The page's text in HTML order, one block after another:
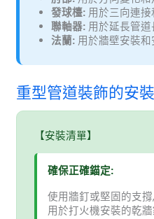
發球檯:用於三向連接
聯軸器:用於延長管道
法蘭:用於牆壁安裝和
重型管道裝飾的安
【安裝清單】
確保正確錨定:
使用牆釘或堅固的支
用於打火機安裝的乾